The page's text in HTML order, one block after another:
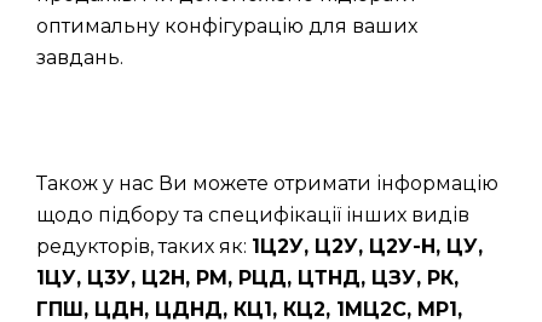
оптимальну конфігурацію для ваших
завдань.
Також у нас Ви можете отримати інформацію
щодо підбору та специфікації інших видів
редукторів, таких як: 1Ц2У, Ц2У, Ц2У-Н, ЦУ,
1ЦУ, Ц3У, Ц2Н, РМ, РЦД, ЦТНД, ЦЗУ, РК,
ГПШ, ЦДН, ЦДНД, КЦ1, КЦ2, 1МЦ2С, МР1,